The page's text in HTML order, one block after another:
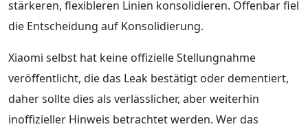
stärkeren, flexibleren Linien konsolidieren. Offenbar fiel
die Entscheidung auf Konsolidierung.
Xiaomi selbst hat keine offizielle Stellungnahme
veröffentlicht, die das Leak bestätigt oder dementiert,
daher sollte dies als verlässlicher, aber weiterhin
inoffizieller Hinweis betrachtet werden. Wer das